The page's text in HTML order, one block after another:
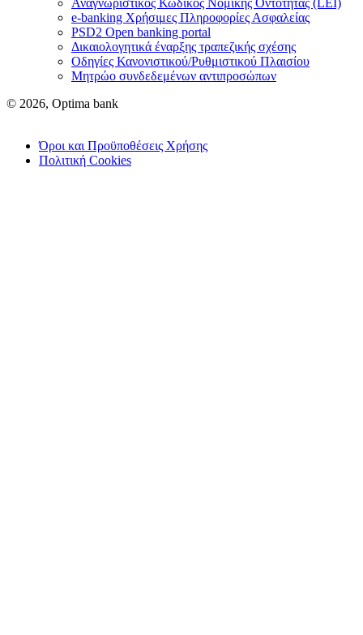
e-banking Χρήσιμες Πληροφορίες Ασφαλείας
PSD2 Open banking portal
Δικαιολογητικά έναρξης τραπεζικής σχέσης
Οδηγίες Κανονιστικού/Ρυθμιστικού Πλαισίου
Μητρώο συνδεδεμένων αντιπροσώπων
© 2026, Optima bank
Όροι και Προϋποθέσεις Χρήσης
Πολιτική Cookies